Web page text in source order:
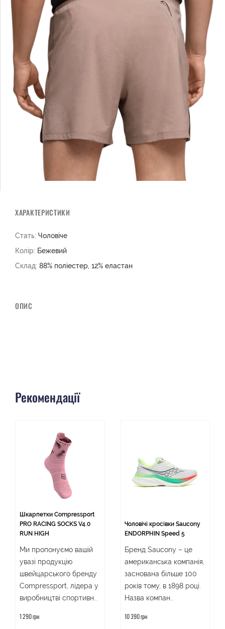
ХАРАКТЕРИСТИКИ
Стать: Чоловіче
Колір: Бежевий
Склад: 88% поліестер, 12% еластан
ОПИС
Рекомендації
Шкарпетки Compressport
PRO RACING SOCKS V4.0
RUN HIGH
Ми пропонуємо вашій
увазі продукцію
швейцарського бренду
Compressport, лідера у
виробництві спортивн..
1 290 грн
Чоловічі кросівки Saucony
ENDORPHIN Speed 5
Бренд Saucony – це
американська компанія,
заснована більше 100
років тому, в 1898 році.
Назва компан..
10 390 грн